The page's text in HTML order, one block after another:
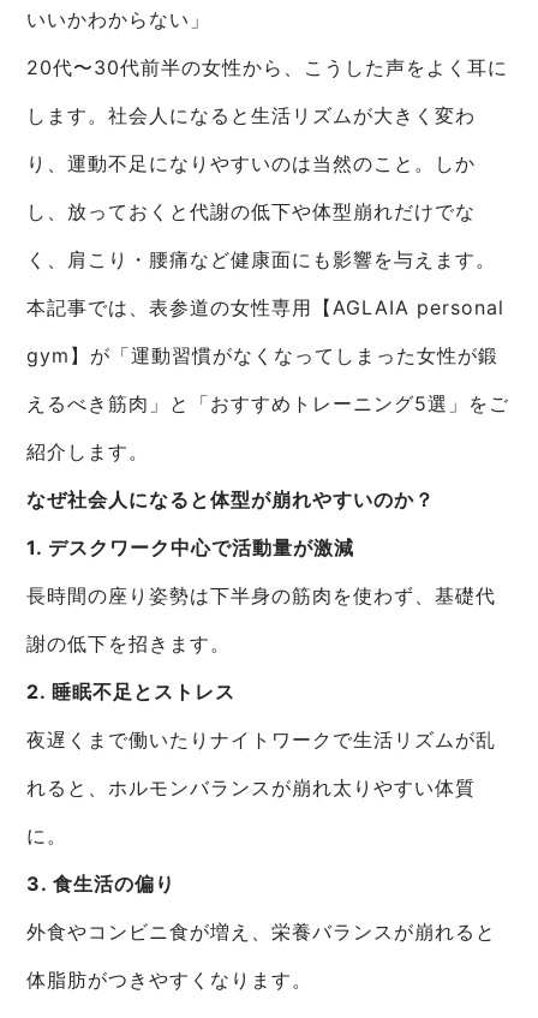
いいかわからない」
20代〜30代前半の女性から、こうした声をよく耳に
します。社会人になると生活リズムが大きく変わ
り、運動不足になりやすいのは当然のこと。しか
し、放っておくと代謝の低下や体型崩れだけでな
く、肩こり・腰痛など健康面にも影響を与えます。
本記事では、表参道の女性専用【AGLAIA personal
gym】が「運動習慣がなくなってしまった女性が鍛
えるべき筋肉」と「おすすめトレーニング5選」をご
紹介します。
なぜ社会人になると体型が崩れやすいのか？
1. デスクワーク中心で活動量が激減
長時間の座り姿勢は下半身の筋肉を使わず、基礎代
謝の低下を招きます。
2. 睡眠不足とストレス
夜遅くまで働いたりナイトワークで生活リズムが乱
れると、ホルモンバランスが崩れ太りやすい体質
に。
3. 食生活の偏り
外食やコンビニ食が増え、栄養バランスが崩れると
体脂肪がつきやすくなります。